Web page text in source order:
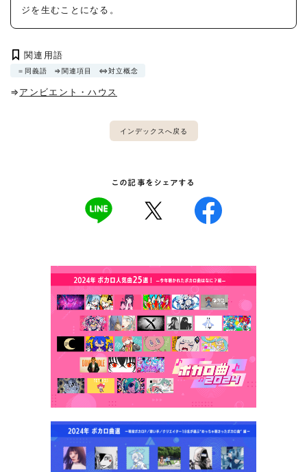
ジを生むことになる。
関連用語
＝同義語 ⇒関連項目 ⇔対立概念
⇒アンビエント・ハウス
インデックスへ戻る
この記事をシェアする